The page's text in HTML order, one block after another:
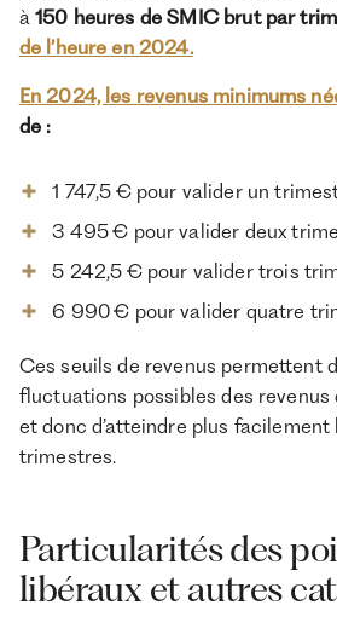
à 150 heures de SMIC brut par
de l’heure en 2024.
En 2024, les revenus minimums
de :
1 747,5 € pour valider un
3 495 € pour valider deux
5 242,5 € pour valider trois
6 990 € pour valider quatre
Ces seuils de revenus permettent
fluctuations possibles des revenus
et donc d’atteindre plus
trimestres.
Particularités des
libéraux et autres